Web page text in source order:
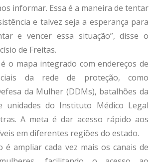
informar. Essa é a maneira de tentar
e talvez seja a esperança para
e vencer essa situação”, disse o
de Freitas.
o mapa integrado com endereços de
da rede de proteção, como
da Mulher (DDMs), batalhões da
unidades do Instituto Médico Legal
A meta é dar acesso rápido aos
em diferentes regiões do estado.
é ampliar cada vez mais os canais de